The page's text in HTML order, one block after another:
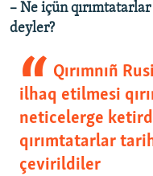
– Ne içün
deyler?
Qırımnıñ
ilhaq etilmesi
neticelerge
qırımtatarlar
çevirildiler